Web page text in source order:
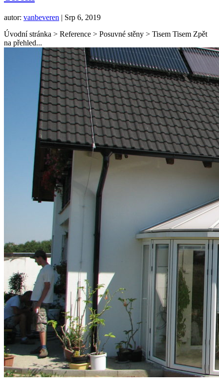
autor: vanbeveren | Srp 6, 2019
Úvodní stránka > Reference > Posuvné stěny > Tisem Tisem Zpět
na přehled...